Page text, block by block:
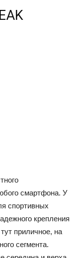
смартфона. У
спортивных
крепления
приличное, на
сегмента.